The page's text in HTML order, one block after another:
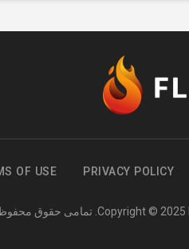
OF USE PRIVACY POLICY
Copyright © 2025. تمامی حقوق